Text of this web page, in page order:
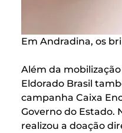
Em Andradina, os
Além da
Eldorado Brasil
campanha Caixa
Governo do Estado.
realizou a doação